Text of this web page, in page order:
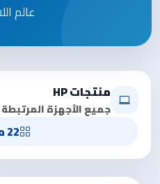
عالم
منتجات HP
جميع الأجهزة
22 منتج